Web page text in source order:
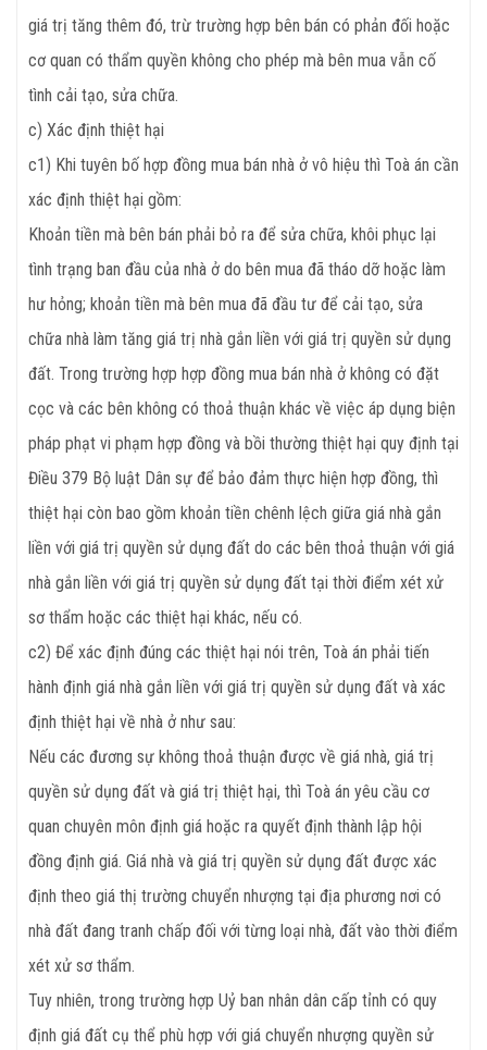
giá trị tăng thêm đó, trừ trường hợp bên bán có phản đối hoặc
cơ quan có thẩm quyền không cho phép mà bên mua vẫn cố
tình cải tạo, sửa chữa.
c) Xác định thiệt hại
c1) Khi tuyên bố hợp đồng mua bán nhà ở vô hiệu thì Toà án cần
xác định thiệt hại gồm:
Khoản tiền mà bên bán phải bỏ ra để sửa chữa, khôi phục lại
tình trạng ban đầu của nhà ở do bên mua đã tháo dỡ hoặc làm
hư hỏng; khoản tiền mà bên mua đã đầu tư để cải tạo, sửa
chữa nhà làm tăng giá trị nhà gắn liền với giá trị quyền sử dụng
đất. Trong trường hợp hợp đồng mua bán nhà ở không có đặt
cọc và các bên không có thoả thuận khác về việc áp dụng biện
pháp phạt vi phạm hợp đồng và bồi thường thiệt hại quy định tại
Điều 379 Bộ luật Dân sự để bảo đảm thực hiện hợp đồng, thì
thiệt hại còn bao gồm khoản tiền chênh lệch giữa giá nhà gắn
liền với giá trị quyền sử dụng đất do các bên thoả thuận với giá
nhà gắn liền với giá trị quyền sử dụng đất tại thời điểm xét xử
sơ thẩm hoặc các thiệt hại khác, nếu có.
c2) Để xác định đúng các thiệt hại nói trên, Toà án phải tiến
hành định giá nhà gắn liền với giá trị quyền sử dụng đất và xác
định thiệt hại về nhà ở như sau:
Nếu các đương sự không thoả thuận được về giá nhà, giá trị
quyền sử dụng đất và giá trị thiệt hại, thì Toà án yêu cầu cơ
quan chuyên môn định giá hoặc ra quyết định thành lập hội
đồng định giá. Giá nhà và giá trị quyền sử dụng đất được xác
định theo giá thị trường chuyển nhượng tại địa phương nơi có
nhà đất đang tranh chấp đối với từng loại nhà, đất vào thời điểm
xét xử sơ thẩm.
Tuy nhiên, trong trường hợp Uỷ ban nhân dân cấp tỉnh có quy
định giá đất cụ thể phù hợp với giá chuyển nhượng quyền sử